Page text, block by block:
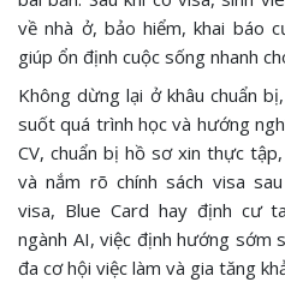
về nhà ở, bảo hiểm, khai báo
giúp ổn định cuộc sống nhanh
Không dừng lại ở khâu chuẩn
suốt quá trình học và hướng
CV, chuẩn bị hồ sơ xin thực
và nắm rõ chính sách visa
visa, Blue Card hay định cư
ngành AI, việc định hướng sớm
đa cơ hội việc làm và gia tăng